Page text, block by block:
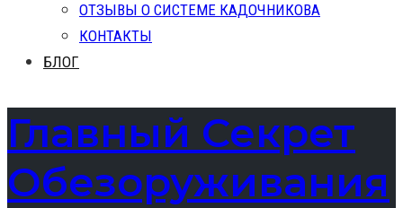
ОТЗЫВЫ О СИСТЕМЕ КАДОЧНИКОВА
КОНТАКТЫ
БЛОГ
Главный Секрет
Обезоруживания